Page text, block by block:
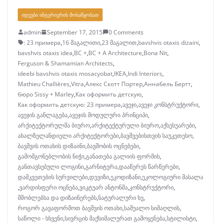
ᲘᲓᲔᲔᲑᲘ ᲘᲜᲢᲔᲠᲘᲔᲠᲘᲡ ᲛᲝᲡᲐᲬᲧᲝᲑᲐᲗ
admin September 17, 2015
0 Comments
: 23 примера,16 მაგალითი,23 მაგალით,bavshvis otaxis dizaini,
bavshvis otaxis idea,BC +,BC + A Architecture,Bona Nit,
Ferguson & Shamamian Architects,
ideebi bavshvis otaxis mosacyobat,IKEA,Indi Interiors,
Mathieu Challières,Vitra,Алекс Скотт Портер,Аннабель Бертт,
бюро Sissy + Marley,Как оформить детскую,
Как оформить детскую: 23 примера,ავეჯი,ავეჯი კონსტრუქტორი,
ავეჯის განლაგება,ავეჯის მოდულური პრინციპი,
არქიტექტორულმა ბიურო,არქიტექტურული ბიურო,აქსესუარები,
ახალზელანდიელი არქიტექტორები,ბავშვებისთვის საუკეთესო,
ბავშვის ოთახის დიზაინი,ბავშობის ოცნებები,
გამომგონებლობის ნიჭი,განათება გალიის ფორმის,
განთავსებული ლოგინი,გარნიტურა,დააწერეს წარწერები,
დამკვეთების სურვილები,დევიზი,ეკოდიზანი,ეკოლოგიური მასალა
,ვარდისფერი ოცნება,ვიკტუარ ანტონმა,კონსტრუქტორი,
მშობლებსა და დიზაინერებს,ნატურალური ხე,
როგორ გავაფორმოთ ბავშვის ოთახი,საშუალო სიმაღლის,
საწოლი - სხვენი,სივრცის მაქსიმალურათ გამოყენება,სტილისტი,